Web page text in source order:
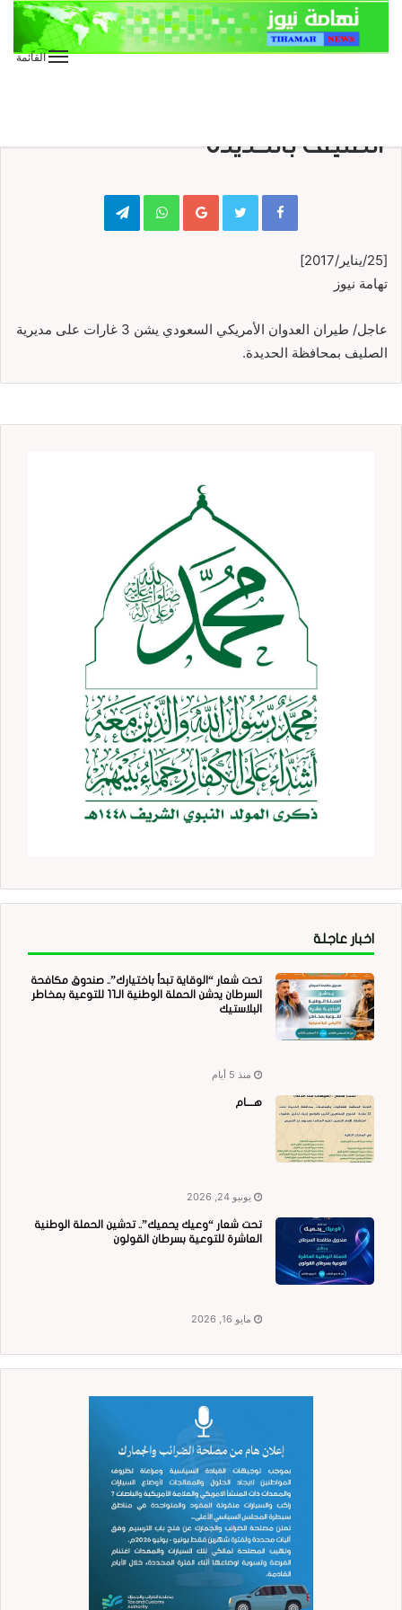
القائمة
الصليف بالحديدة
Google+
WhatsApp
Telegram
[25/يناير/2017]
تهامة نيوز
عاجل/ طيران العدوان الأمريكي السعودي يشن 3 غارات على مديرية
الصليف بمحافظة الحديدة.
اخبار عاجلة
تحت شعار “الوقاية تبدأ باختيارك”.. صندوق مكافحة
السرطان يدشن الحملة الوطنية الـ11 للتوعية بمخاطر
البلاستيك
منذ 5 أيام
هــــام
يونيو 24, 2026
تحت شعار “وعيك يحميك”.. تدشين الحملة الوطنية
العاشرة للتوعية بسرطان القولون
مايو 16, 2026